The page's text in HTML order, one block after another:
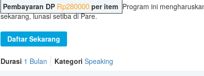
Pembayaran DP Rp280000 per item Program ini
sekarang, lunasi setiba di Pare.
Daftar Sekarang
Durasi 1 Bulan Kategori Speaking